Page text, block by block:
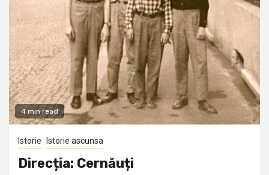
4 min read
Istorie Istorie ascunsa
Direcția: Cernăuți